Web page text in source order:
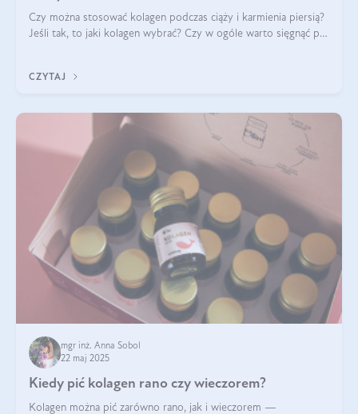
Czy można stosować kolagen podczas ciąży i karmienia piersią?
Jeśli tak, to jaki kolagen wybrać? Czy w ogóle warto sięgnąć po
CZYTAJ
mgr inż. Anna Sobol
22 maj 2025
Kiedy pić kolagen rano czy wieczorem?
Kolagen można pić zarówno rano, jak i wieczorem —